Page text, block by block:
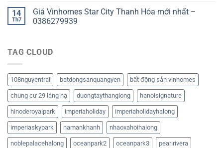
14
Th7
Giá Vinhomes Star City Thanh Hóa mới nhất –
0386279939
TAG CLOUD
108nguyentrai batdongsanquangyen bất động sản vinhomes
chung cư 29 láng hạ duongtaythanglong hanoisignature
hinoderoyalpark imperiaholiday imperiaholidayhalong
imperiaskypark namankhanh nhaoxahoihalong
noblepalacehalong oceanpark2 oceanpark3 pearlrivera